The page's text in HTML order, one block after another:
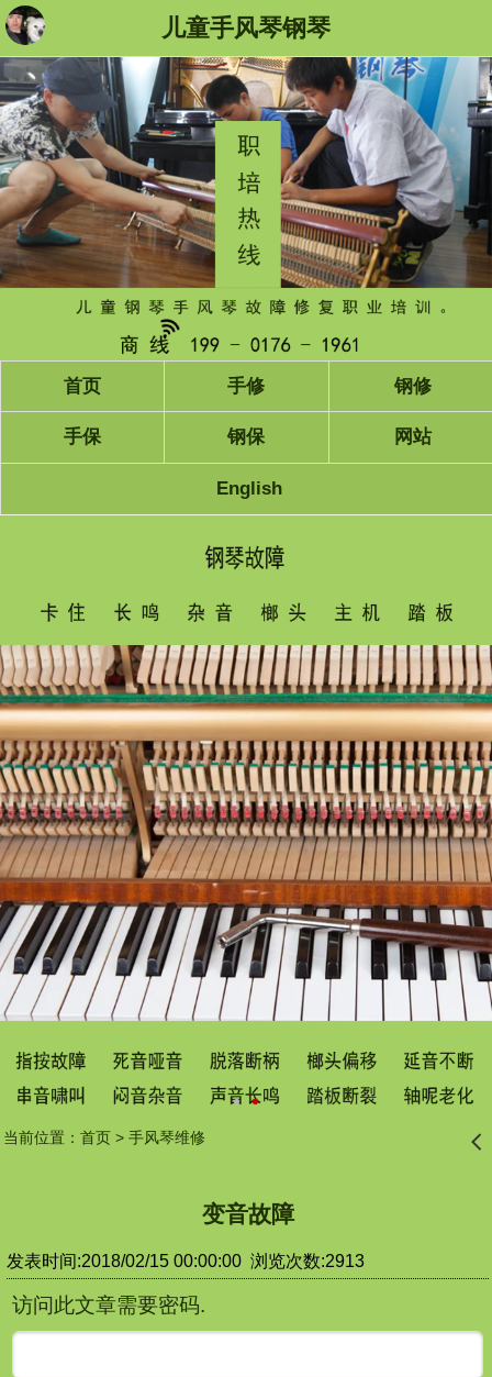
儿童手风琴钢琴
首页 手修 钢修
手保 钢保 网站
English
当前位置： 首页> 手风琴维修 󰊒
变音故障
发表时间:2018/02/15 00:00:00 浏览次数:2913
访问此文章需要密码.